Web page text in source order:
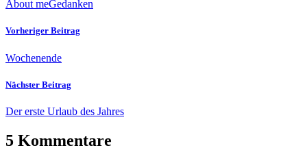
About meGedanken
Vorheriger Beitrag
Wochenende
Nächster Beitrag
Der erste Urlaub des Jahres
5 Kommentare